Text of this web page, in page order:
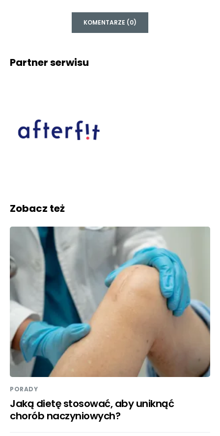
KOMENTARZE (0)
Partner serwisu
Zobacz też
PORADY
Jaką dietę stosować, aby uniknąć
chorób naczyniowych?